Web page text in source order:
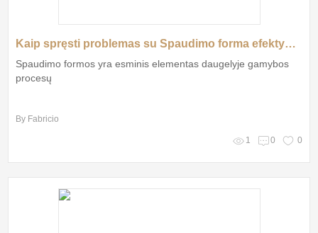
Kaip spręsti problemas su Spaudimo forma efektyviau?
Spaudimo formos yra esminis elementas daugelyje gamybos
procesų
By Fabricio
1 0 0